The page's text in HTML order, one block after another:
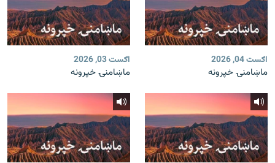
اګست 04, 2026
ماښامنۍ خپرونه
اګست 03, 2026
ماښامنۍ خپرونه